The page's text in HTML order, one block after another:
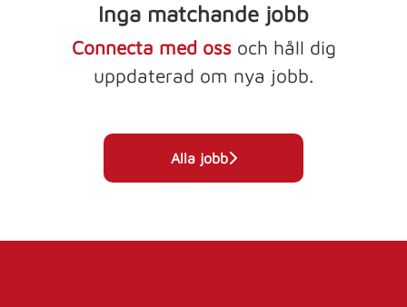
Inga matchande jobb
Connecta med ossoch håll dig
uppdaterad om nya jobb.
Alla jobb